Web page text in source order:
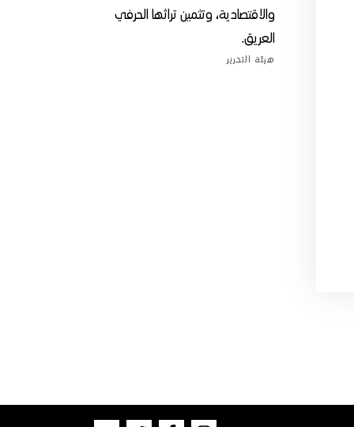
والاقتصادية، وتثمين تراثها الحرفي
العريق.
هيئة التحرير